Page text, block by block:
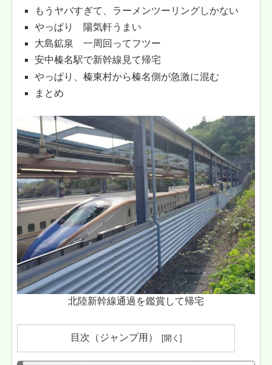
もうヤバすぎて、ラーメンツーリングしかない
やっぱり 陽気軒うまい
大島鉱泉 一周回ってフツー
安中榛名駅で新幹線見て帰宅
やっぱり、榛東村から榛名側が急激に混む
まとめ
北陸新幹線通過を鑑賞して帰宅
目次（ジャンプ用）